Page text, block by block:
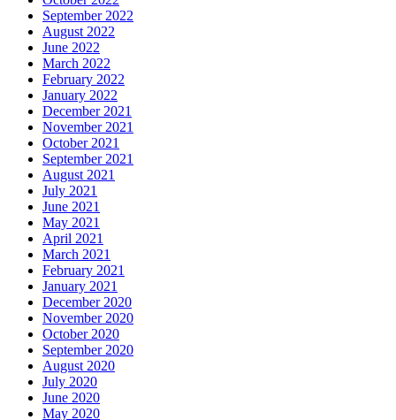
September 2022
August 2022
June 2022
March 2022
February 2022
January 2022
December 2021
November 2021
October 2021
September 2021
August 2021
July 2021
June 2021
May 2021
April 2021
March 2021
February 2021
January 2021
December 2020
November 2020
October 2020
September 2020
August 2020
July 2020
June 2020
May 2020